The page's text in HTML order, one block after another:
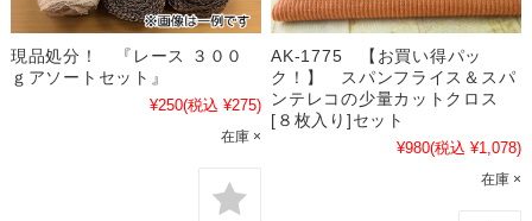
現品処分！ 『レース ３００
ｇアソートセット』
¥250(税込 ¥275)
在庫 ×
AK-1775 【お買い得パッ
ク！】 スパンフライス＆スパ
ンテレコの少量カットクロス
[８枚入り]セット
¥980(税込 ¥1,078)
在庫 ×